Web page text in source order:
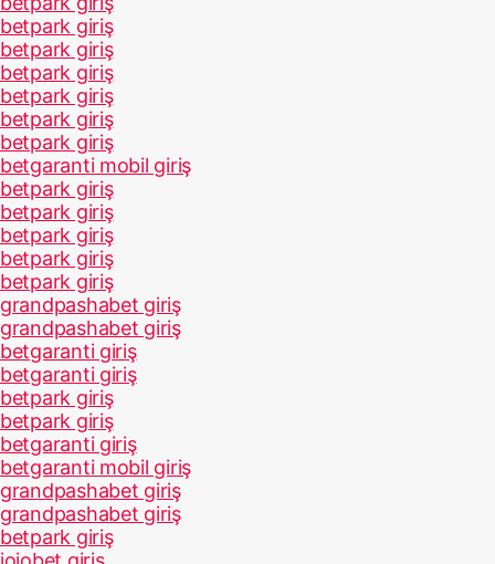
betpark giriş
betpark giriş
betpark giriş
betpark giriş
betpark giriş
betpark giriş
betgaranti mobil giriş
betpark giriş
betpark giriş
betpark giriş
betpark giriş
betpark giriş
grandpashabet giriş
grandpashabet giriş
betgaranti giriş
betgaranti giriş
betpark giriş
betpark giriş
betgaranti giriş
betgaranti mobil giriş
grandpashabet giriş
grandpashabet giriş
betpark giriş